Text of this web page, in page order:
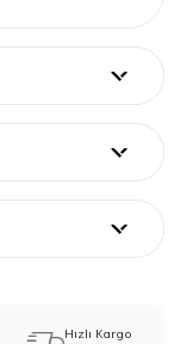
Hızlı Kargo